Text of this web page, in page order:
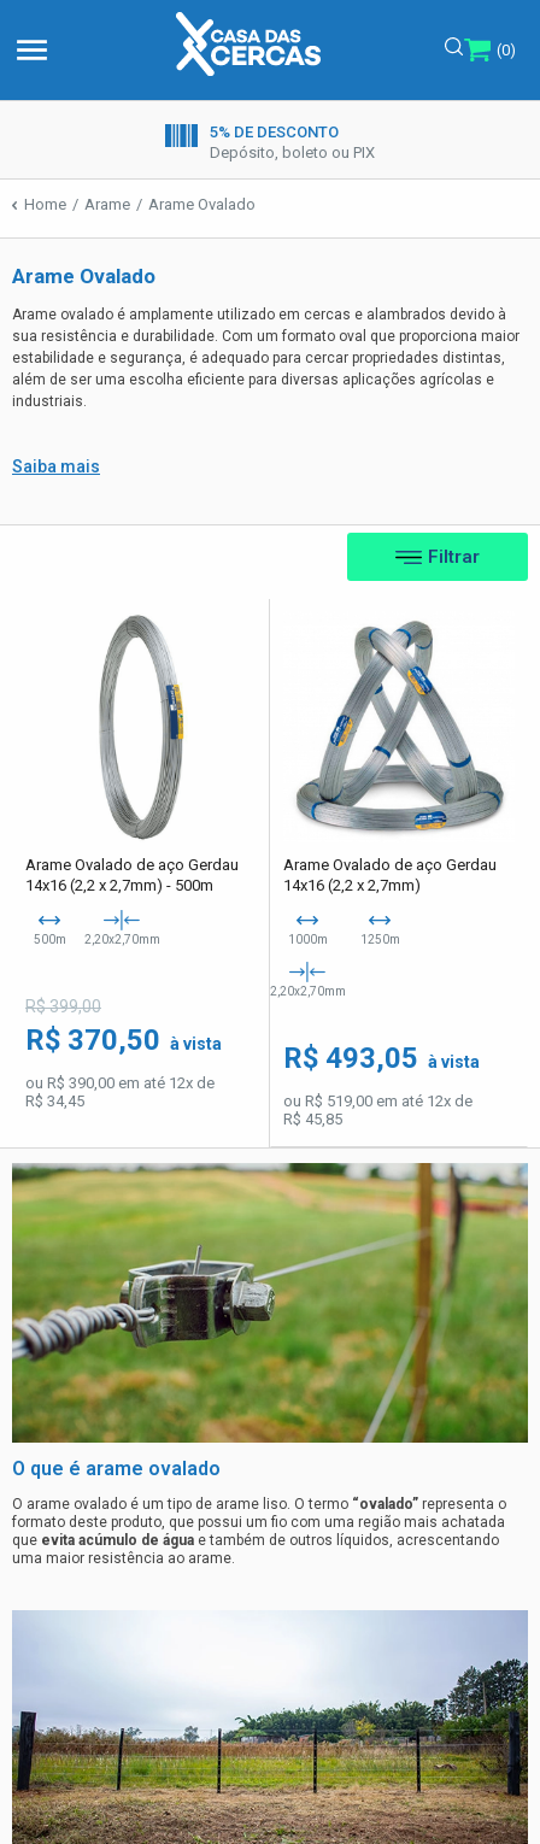
menu (0)
5% DE DESCONTO
Depósito, boleto ou PIX
Home Arame Arame Ovalado
Arame Ovalado
Arame ovalado é amplamente utilizado em cercas e alambrados devido à
sua resistência e durabilidade. Com um formato oval que proporciona maior
estabilidade e segurança, é adequado para cercar propriedades distintas,
além de ser uma escolha eficiente para diversas aplicações agrícolas e
industriais.
Saiba mais
Filtrar
Arame Ovalado de aço Gerdau
14x16 (2,2 x 2,7mm) - 500m
500m 2,20x2,70mm
R$ 399,00
R$ 370,50 à vista
ou R$ 390,00 em até 12x de
R$ 34,45
Arame Ovalado de aço Gerdau
14x16 (2,2 x 2,7mm)
1000m 1250m
2,20x2,70mm
R$ 493,05 à vista
ou R$ 519,00 em até 12x de
R$ 45,85
O que é arame ovalado
O arame ovalado é um tipo de arame liso. O termo “ovalado” representa o
formato deste produto, que possui um fio com uma região mais achatada
que evita acúmulo de água e também de outros líquidos, acrescentando
uma maior resistência ao arame.